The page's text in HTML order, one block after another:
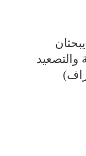
والتصعيد